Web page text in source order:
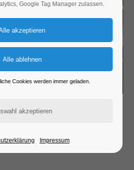
Google Tag Manager zulassen.
Cookies werden immer geladen.
Impressum